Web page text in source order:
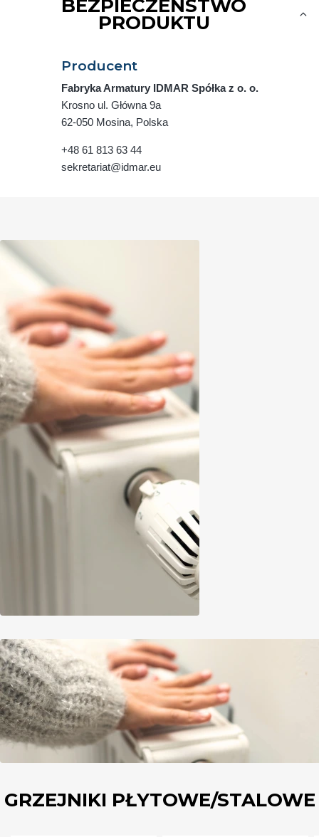
BEZPIECZEŃSTWO
PRODUKTU
Producent
Fabryka Armatury IDMAR Spółka z o. o.
Krosno ul. Główna 9a
62-050 Mosina, Polska
+48 61 813 63 44
sekretariat@idmar.eu
GRZEJNIKI PŁYTOWE/STALOWE